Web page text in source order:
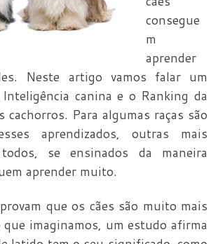
consegue
m
aprender
Neste artigo vamos falar um
canina e o Ranking da
cachorros. Para algumas raças são
aprendizados, outras mais
se ensinados da maneira
aprender muito.
que os cães são muito mais
imaginamos, um estudo afirma